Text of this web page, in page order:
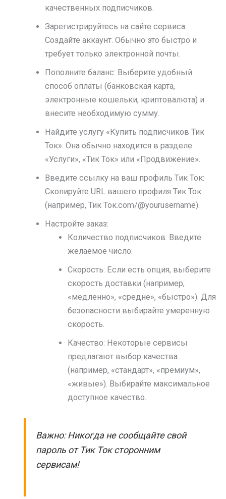
качественных подписчиков.
Зарегистрируйтесь на сайте сервиса:
Создайте аккаунт. Обычно это быстро и
требует только электронной почты.
Пополните баланс: Выберите удобный
способ оплаты (банковская карта,
электронные кошельки, криптовалюта) и
внесите необходимую сумму.
Найдите услугу «Купить подписчиков Тик
Ток»: Она обычно находится в разделе
«Услуги», «Тик Ток» или «Продвижение».
Введите ссылку на ваш профиль Тик Ток:
Скопируйте URL вашего профиля Тик Ток
(например, Тик Ток.com/@yourusername).
Настройте заказ:
Количество подписчиков: Введите
желаемое число.
Скорость: Если есть опция, выберите
скорость доставки (например,
«медленно», «средне», «быстро»). Для
безопасности выбирайте умеренную
скорость.
Качество: Некоторые сервисы
предлагают выбор качества
(например, «стандарт», «премиум»,
«живые»). Выбирайте максимальное
доступное качество.
Важно: Никогда не сообщайте свой
пароль от Тик Ток сторонним
сервисам!